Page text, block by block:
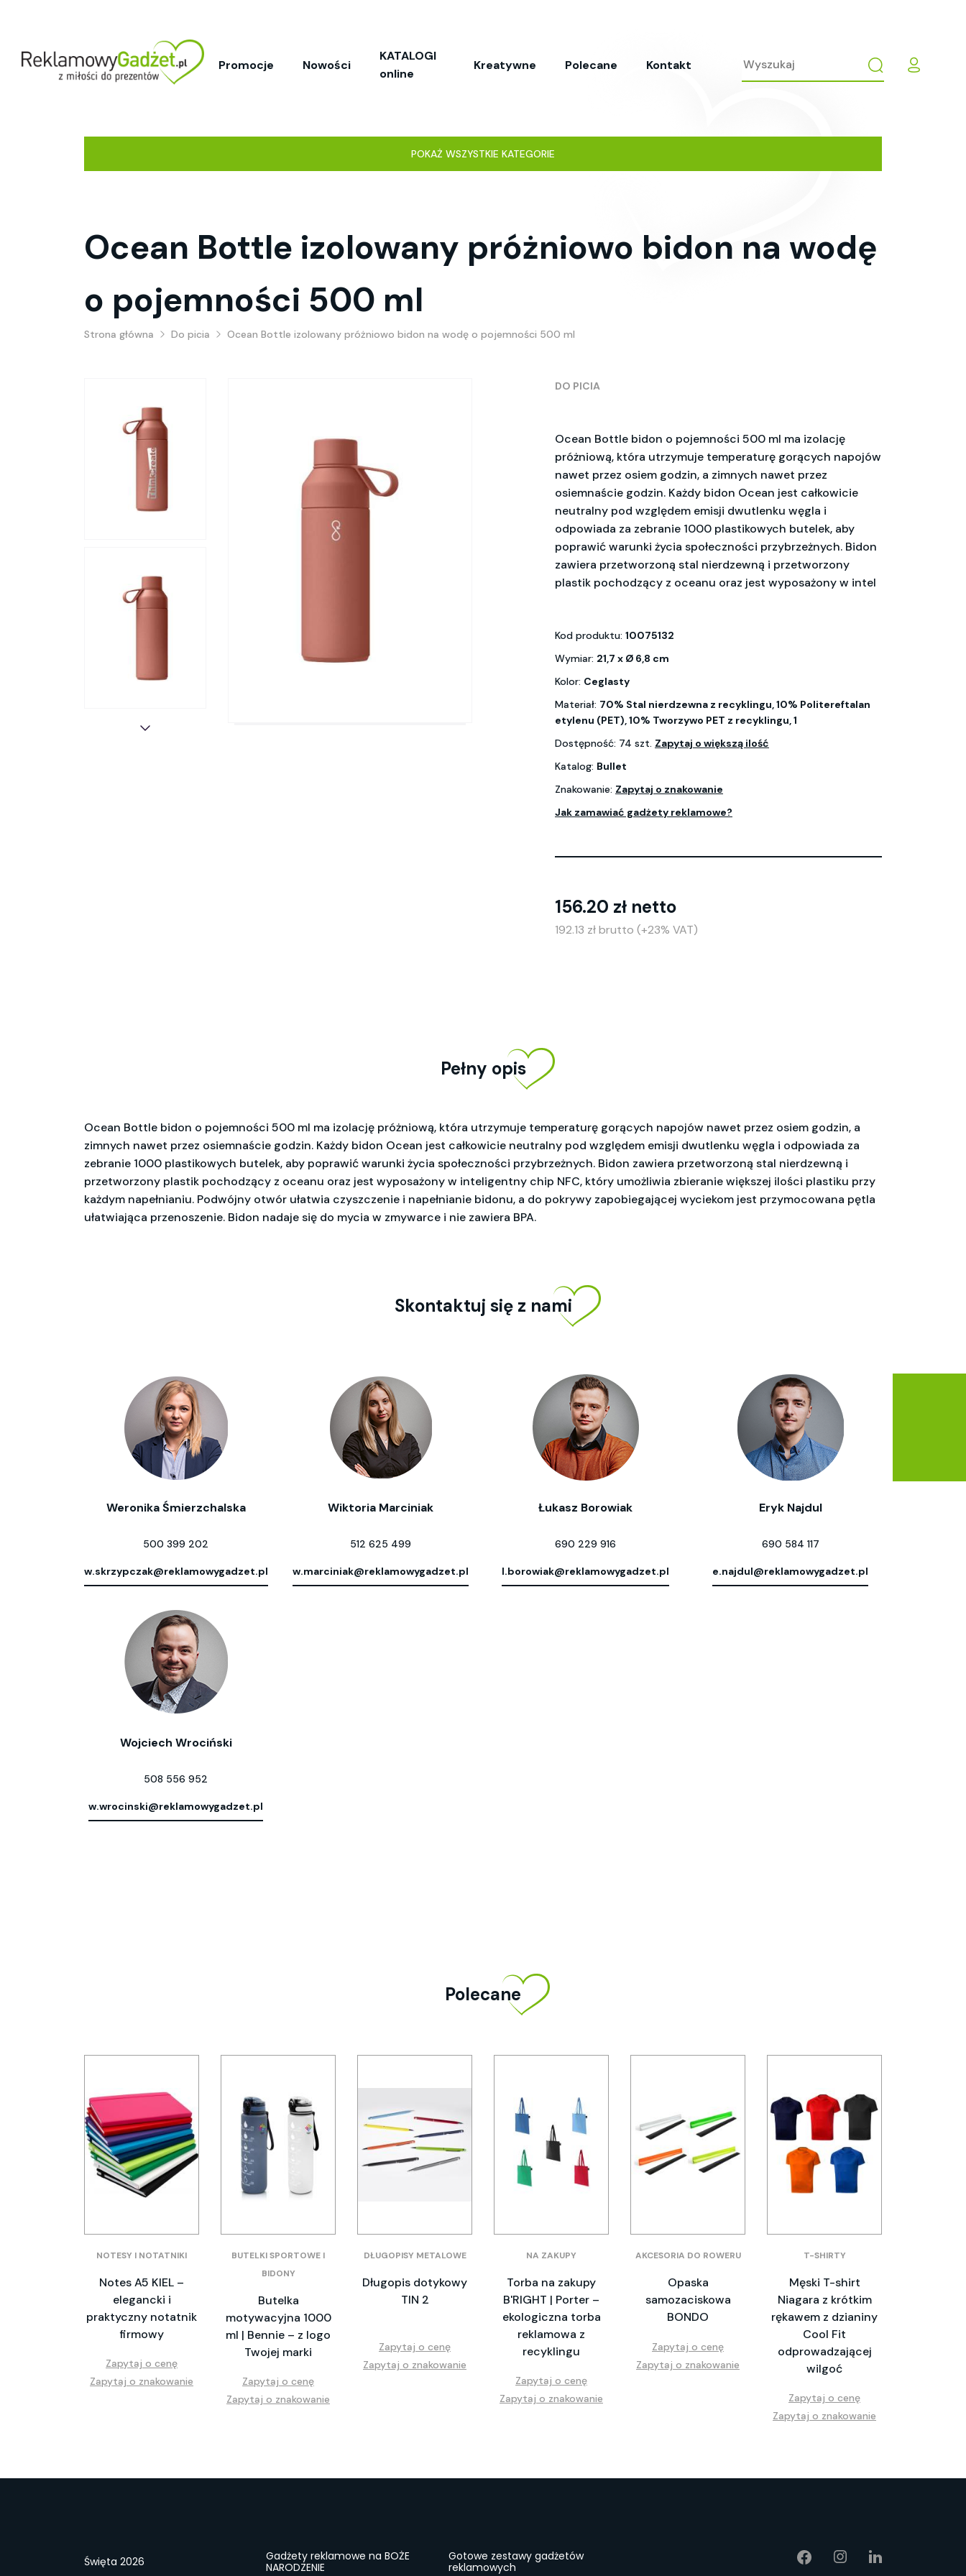
Promocje Nowości
KATALOGI
online
Kreatywne Polecane Kontakt
POKAŻ WSZYSTKIE KATEGORIE
Ocean Bottle izolowany próżniowo bidon na wodę
o pojemności 500 ml
Strona główna Do picia Ocean Bottle izolowany próżniowo bidon na wodę o pojemności 500 ml
DO PICIA
Ocean Bottle bidon o pojemności 500 ml ma izolację
próżniową, która utrzymuje temperaturę gorących napojów
nawet przez osiem godzin, a zimnych nawet przez
osiemnaście godzin. Każdy bidon Ocean jest całkowicie
neutralny pod względem emisji dwutlenku węgla i
odpowiada za zebranie 1000 plastikowych butelek, aby
poprawić warunki życia społeczności przybrzeżnych. Bidon
zawiera przetworzoną stal nierdzewną i przetworzony
plastik pochodzący z oceanu oraz jest wyposażony w intel
Kod produktu: 10075132
Wymiar: 21,7 x Ø 6,8 cm
Kolor: Ceglasty
Materiał: 70% Stal nierdzewna z recyklingu, 10% Politereftalan
etylenu (PET), 10% Tworzywo PET z recyklingu, 1
Dostępność: 74 szt. Zapytaj o większą ilość
Katalog: Bullet
Znakowanie: Zapytaj o znakowanie
Jak zamawiać gadżety reklamowe?
156.20 zł netto
192.13 zł brutto (+23% VAT)
Pełny opis
Ocean Bottle bidon o pojemności 500 ml ma izolację próżniową, która utrzymuje temperaturę gorących napojów nawet przez osiem godzin, a
zimnych nawet przez osiemnaście godzin. Każdy bidon Ocean jest całkowicie neutralny pod względem emisji dwutlenku węgla i odpowiada za
zebranie 1000 plastikowych butelek, aby poprawić warunki życia społeczności przybrzeżnych. Bidon zawiera przetworzoną stal nierdzewną i
przetworzony plastik pochodzący z oceanu oraz jest wyposażony w inteligentny chip NFC, który umożliwia zbieranie większej ilości plastiku przy
każdym napełnianiu. Podwójny otwór ułatwia czyszczenie i napełnianie bidonu, a do pokrywy zapobiegającej wyciekom jest przymocowana pętla
ułatwiająca przenoszenie. Bidon nadaje się do mycia w zmywarce i nie zawiera BPA.
Skontaktuj się z nami
Weronika Śmierzchalska
500 399 202
w.skrzypczak@reklamowygadzet.pl
Wiktoria Marciniak
512 625 499
w.marciniak@reklamowygadzet.pl
Łukasz Borowiak
690 229 916
l.borowiak@reklamowygadzet.pl
Eryk Najdul
690 584 117
e.najdul@reklamowygadzet.pl
Wojciech Wrociński
508 556 952
w.wrocinski@reklamowygadzet.pl
Polecane
NOTESY I NOTATNIKI
Notes A5 KIEL –
elegancki i
praktyczny notatnik
firmowy
Zapytaj o cenę
Zapytaj o znakowanie
BUTELKI SPORTOWE I
BIDONY
Butelka
motywacyjna 1000
ml | Bennie – z logo
Twojej marki
Zapytaj o cenę
Zapytaj o znakowanie
DŁUGOPISY METALOWE
Długopis dotykowy
TIN 2
Zapytaj o cenę
Zapytaj o znakowanie
NA ZAKUPY
Torba na zakupy
B'RIGHT | Porter –
ekologiczna torba
reklamowa z
recyklingu
Zapytaj o cenę
Zapytaj o znakowanie
AKCESORIA DO ROWERU
Opaska
samozaciskowa
BONDO
Zapytaj o cenę
Zapytaj o znakowanie
T-SHIRTY
Męski T-shirt
Niagara z krótkim
rękawem z dzianiny
Cool Fit
odprowadzającej
wilgoć
Zapytaj o cenę
Zapytaj o znakowanie
Święta 2026
Gadżety reklamowe na BOŻE
NARODZENIE
Gotowe zestawy gadżetów
reklamowych